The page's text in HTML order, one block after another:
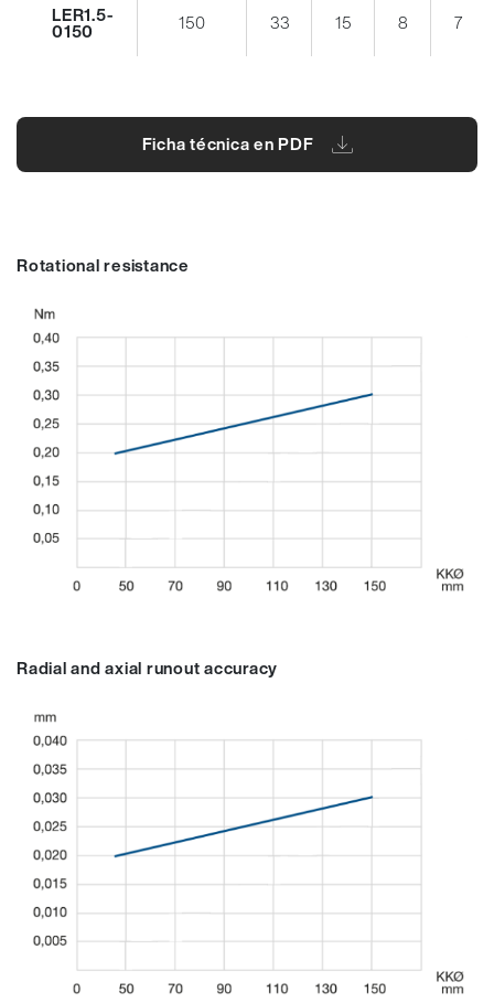
LER1.5-
0150 150 33 15 8 7
Ficha técnica en PDF
Radial and axial runout accuracy
Rotational resistance